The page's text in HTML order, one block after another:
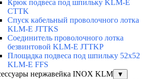
Крюк подвеса под шпильку KLM-E
CTTK
Спуск кабельный проволочного лотка
KLM-E JTTKS
Соединитель проволочного лотка
безвинтовой KLM-E JTTKP
Площадка подвеса под шпильку 52x52
KLM-E FFS
нержавейка INOX KLM
▼